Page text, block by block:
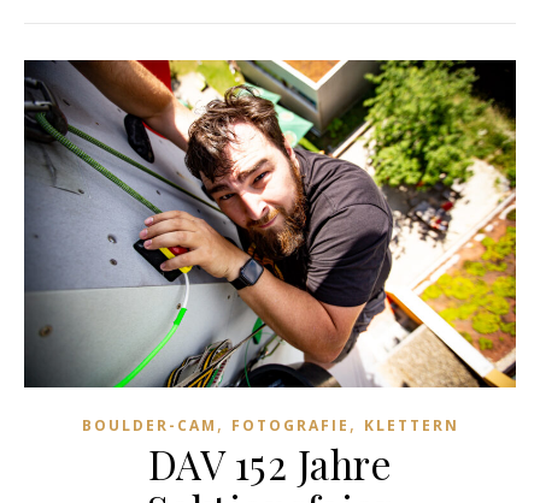
BOULDER-CAM , FOTOGRAFIE , KLETTERN
DAV 152 Jahre